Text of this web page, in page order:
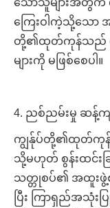
သောသူများအတွ
ကြေးဝါကဲ့သို့သော အ
တို့၏ထုတ်ကုန်သည် ဓ
များကို မဖြစ်စေပါ။
4. ညစ်ညမ်းမှု ဆန့်ကျ
ကျွန်ုပ်တို့၏ထုတ်ကုန်သ
သို့မဟုတ် စွန်းထင်း
သတ္တုစပ်၏ အထူးဖွဲ့စ
ပြီး ကြာရှည်အသုံ